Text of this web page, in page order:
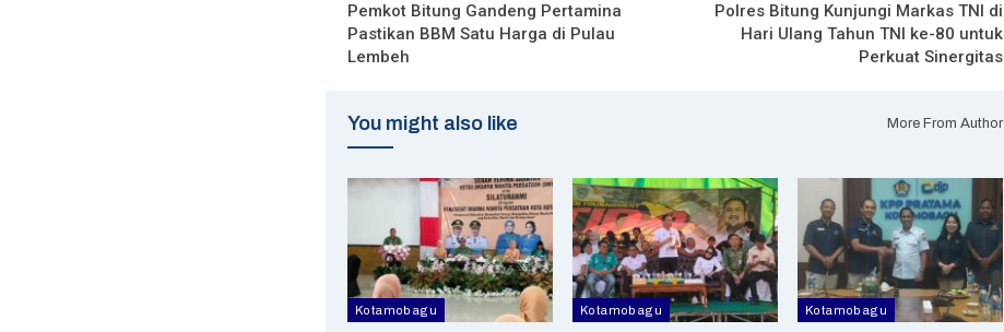
Pemkot Bitung Gandeng Pertamina
Pastikan BBM Satu Harga di Pulau
Lembeh
Polres Bitung Kunjungi Markas TNI di
Hari Ulang Tahun TNI ke-80 untuk
Perkuat Sinergitas
You might also like More From Author
Kotamobagu Kotamobagu Kotamobagu